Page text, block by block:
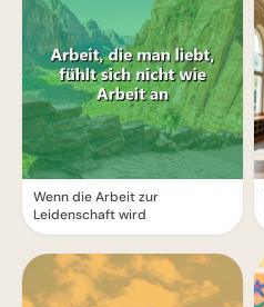
Wenn die Arbeit zur
Leidenschaft wird